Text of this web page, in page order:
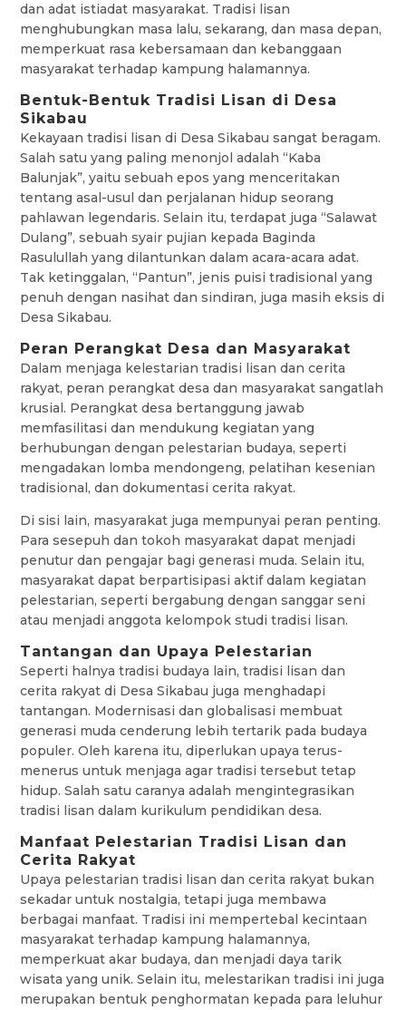
dan adat istiadat masyarakat. Tradisi lisan
menghubungkan masa lalu, sekarang, dan masa depan,
memperkuat rasa kebersamaan dan kebanggaan
masyarakat terhadap kampung halamannya.
Bentuk-Bentuk Tradisi Lisan di Desa
Sikabau
Kekayaan tradisi lisan di Desa Sikabau sangat beragam.
Salah satu yang paling menonjol adalah “Kaba
Balunjak”, yaitu sebuah epos yang menceritakan
tentang asal-usul dan perjalanan hidup seorang
pahlawan legendaris. Selain itu, terdapat juga “Salawat
Dulang”, sebuah syair pujian kepada Baginda
Rasulullah yang dilantunkan dalam acara-acara adat.
Tak ketinggalan, “Pantun”, jenis puisi tradisional yang
penuh dengan nasihat dan sindiran, juga masih eksis di
Desa Sikabau.
Peran Perangkat Desa dan Masyarakat
Dalam menjaga kelestarian tradisi lisan dan cerita
rakyat, peran perangkat desa dan masyarakat sangatlah
krusial. Perangkat desa bertanggung jawab
memfasilitasi dan mendukung kegiatan yang
berhubungan dengan pelestarian budaya, seperti
mengadakan lomba mendongeng, pelatihan kesenian
tradisional, dan dokumentasi cerita rakyat.
Di sisi lain, masyarakat juga mempunyai peran penting.
Para sesepuh dan tokoh masyarakat dapat menjadi
penutur dan pengajar bagi generasi muda. Selain itu,
masyarakat dapat berpartisipasi aktif dalam kegiatan
pelestarian, seperti bergabung dengan sanggar seni
atau menjadi anggota kelompok studi tradisi lisan.
Tantangan dan Upaya Pelestarian
Seperti halnya tradisi budaya lain, tradisi lisan dan
cerita rakyat di Desa Sikabau juga menghadapi
tantangan. Modernisasi dan globalisasi membuat
generasi muda cenderung lebih tertarik pada budaya
populer. Oleh karena itu, diperlukan upaya terus-
menerus untuk menjaga agar tradisi tersebut tetap
hidup. Salah satu caranya adalah mengintegrasikan
tradisi lisan dalam kurikulum pendidikan desa.
Manfaat Pelestarian Tradisi Lisan dan
Cerita Rakyat
Upaya pelestarian tradisi lisan dan cerita rakyat bukan
sekadar untuk nostalgia, tetapi juga membawa
berbagai manfaat. Tradisi ini mempertebal kecintaan
masyarakat terhadap kampung halamannya,
memperkuat akar budaya, dan menjadi daya tarik
wisata yang unik. Selain itu, melestarikan tradisi ini juga
merupakan bentuk penghormatan kepada para leluhur